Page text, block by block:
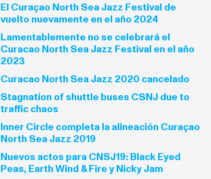
El Curaçao North Sea Jazz Festival de
vuelto nuevamente en el año 2024
Lamentablemente no se celebrará el
Curacao North Sea Jazz Festival en el año
2023
Curacao North Sea Jazz 2020 cancelado
Stagnation of shuttle buses CSNJ due to
traffic chaos
Inner Circle completa la alineación Curaçao
North Sea Jazz 2019
Nuevos actos para CNSJ19: Black Eyed
Peas, Earth Wind & Fire y Nicky Jam